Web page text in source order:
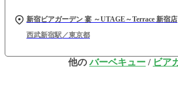
新宿ビアガーデン 宴 ～UTAGE～Terrace 新宿店
西武新宿駅／東京都
他のバーベキュー / ビア